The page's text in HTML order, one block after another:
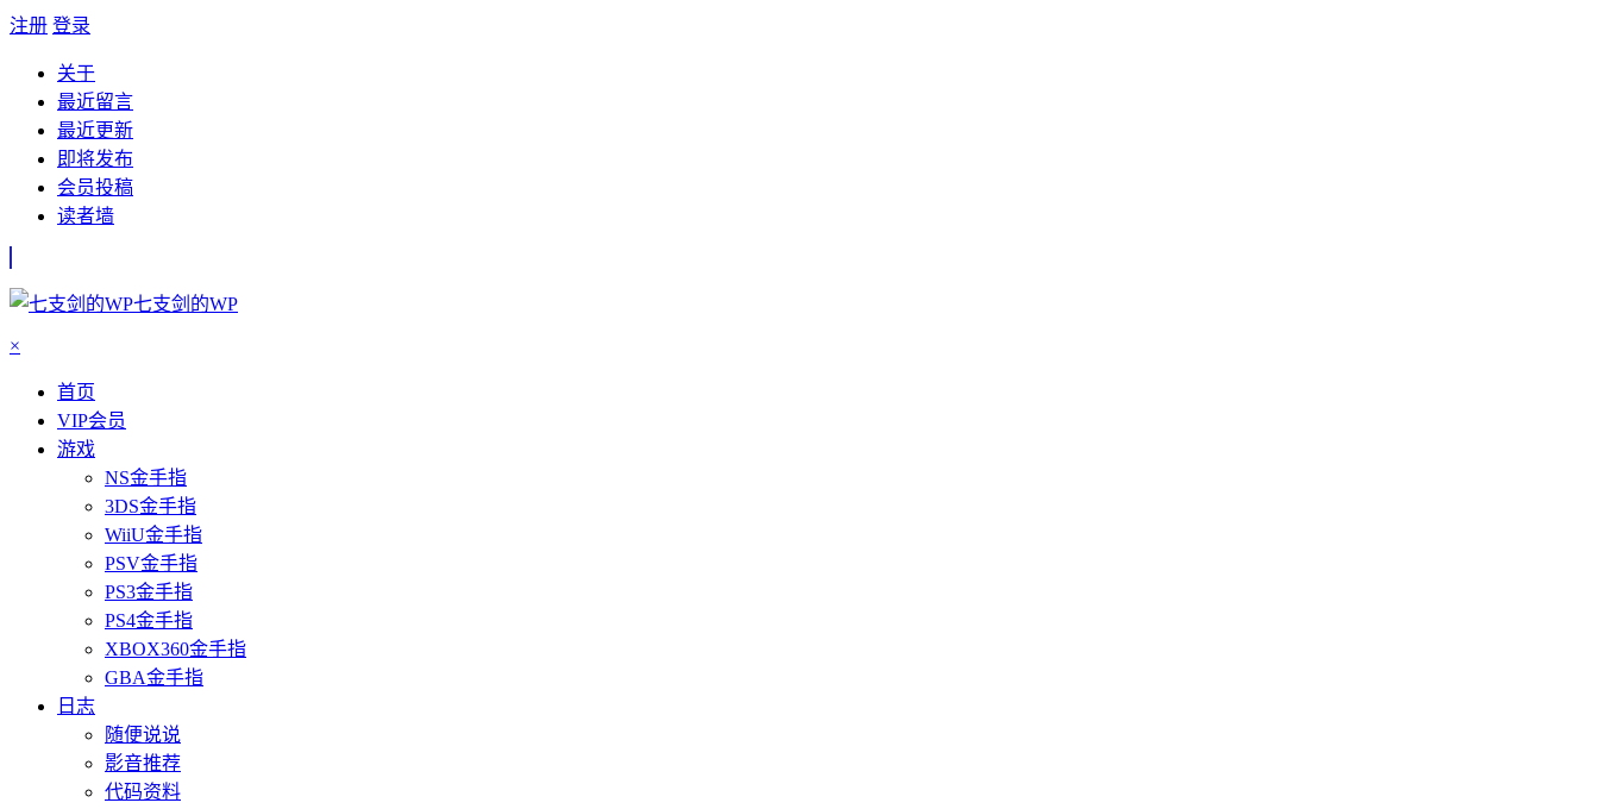
注册 登录
关于
最近留言
最近更新
即将发布
会员投稿
读者墙
七支剑的WP
×
首页
VIP会员
游戏
NS金手指
3DS金手指
WiiU金手指
PSV金手指
PS3金手指
PS4金手指
XBOX360金手指
GBA金手指
日志
随便说说
影音推荐
代码资料